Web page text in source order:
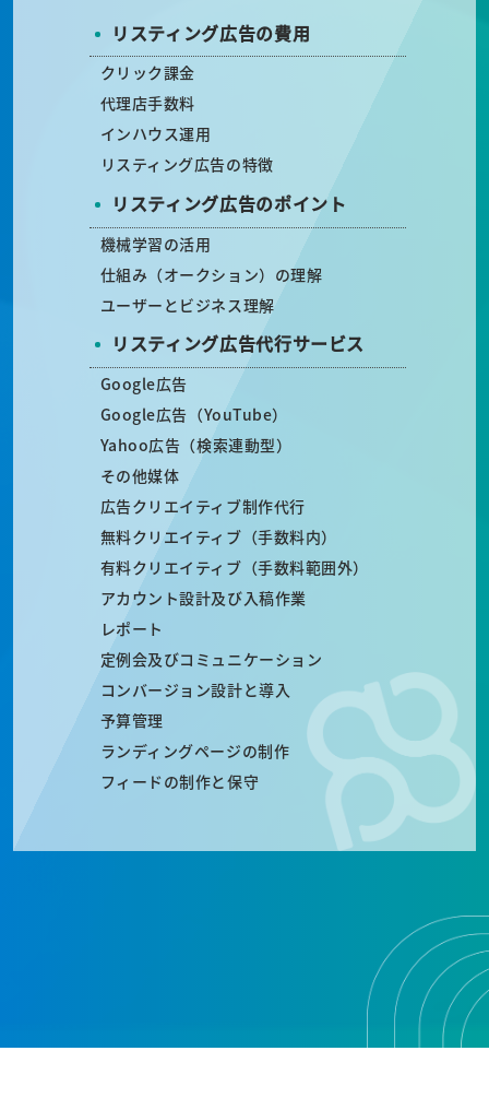
リスティング広告の費用
クリック課金
代理店手数料
インハウス運用
リスティング広告の特徴
リスティング広告のポイント
機械学習の活用
仕組み（オークション）の理解
ユーザーとビジネス理解
リスティング広告代行サービス
Google広告
Google広告（YouTube）
Yahoo広告（検索連動型）
その他媒体
広告クリエイティブ制作代行
無料クリエイティブ（手数料内）
有料クリエイティブ（手数料範囲外）
アカウント設計及び入稿作業
レポート
定例会及びコミュニケーション
コンバージョン設計と導入
予算管理
ランディングページの制作
フィードの制作と保守